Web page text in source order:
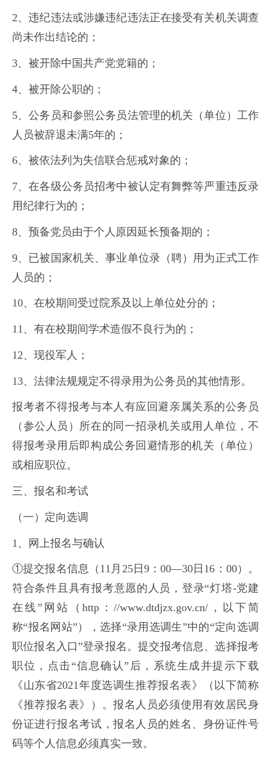
2、违纪违法或涉嫌违纪违法正在接受有关机关调查
尚未作出结论的；
3、被开除中国共产党党籍的；
4、被开除公职的；
5、公务员和参照公务员法管理的机关（单位）工作
人员被辞退未满5年的；
6、被依法列为失信联合惩戒对象的；
7、在各级公务员招考中被认定有舞弊等严重违反录
用纪律行为的；
8、预备党员由于个人原因延长预备期的；
9、已被国家机关、事业单位录（聘）用为正式工作
人员的；
10、在校期间受过院系及以上单位处分的；
11、有在校期间学术造假不良行为的；
12、现役军人；
13、法律法规规定不得录用为公务员的其他情形。
报考者不得报考与本人有应回避亲属关系的公务员
（参公人员）所在的同一招录机关或用人单位，不
得报考录用后即构成公务回避情形的机关（单位）
或相应职位。
三、报名和考试
（一）定向选调
1、网上报名与确认
①提交报名信息（11月25日9：00—30日16：00）。
符合条件且具有报考意愿的人员，登录“灯塔-党建
在线”网站（http：//www.dtdjzx.gov.cn/，以下简
称“报名网站”），选择“录用选调生”中的“定向选调
职位报名入口”登录报名。提交报考信息、选择报考
职位，点击“信息确认”后，系统生成并提示下载
《山东省2021年度选调生推荐报名表》（以下简称
《推荐报名表》）。报名人员必须使用有效居民身
份证进行报名考试，报名人员的姓名、身份证件号
码等个人信息必须真实一致。